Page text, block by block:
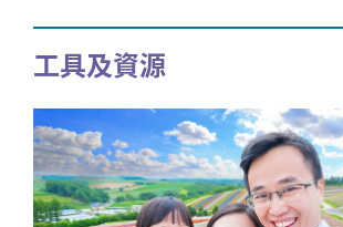
工具及資源